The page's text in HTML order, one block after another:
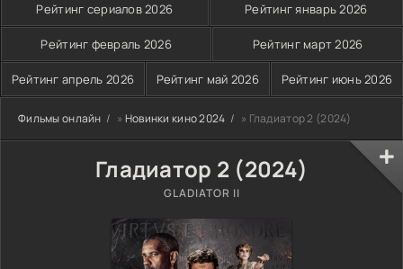
Рейтинг сериалов 2026 Рейтинг январь 2026
Рейтинг февраль 2026 Рейтинг март 2026
Рейтинг апрель 2026 Рейтинг май 2026 Рейтинг июнь 2026
Фильмы онлайн » Новинки кино 2024 » Гладиатор 2 (2024)
Гладиатор 2 (2024)
GLADIATOR II